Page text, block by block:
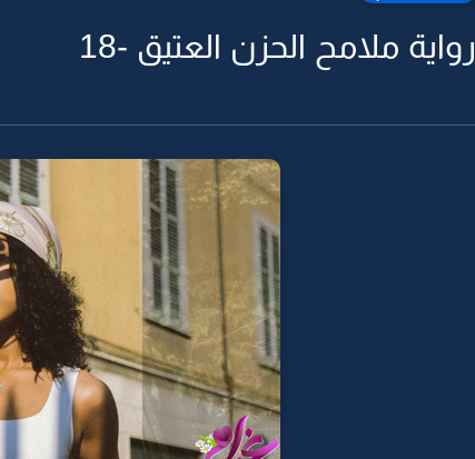
رواية ملامح الحزن العتيق -18